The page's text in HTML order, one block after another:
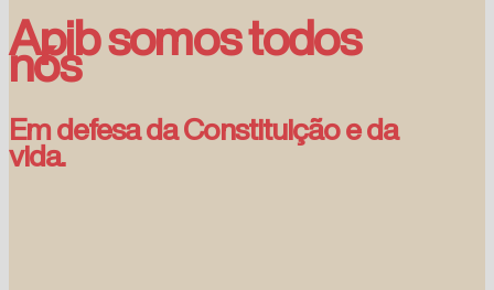
Apib somos todos
nós
Em defesa da Constituição e da
vida.